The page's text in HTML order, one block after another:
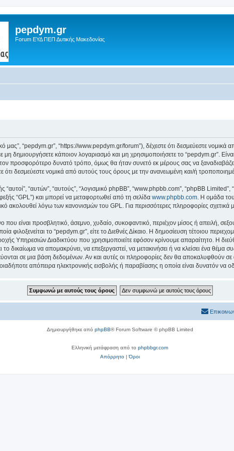
pepdym.gr
Forum ΕΥΔ ΠΕΠ Δυτικής Μακεδονίας
μας”, “pepdym.gr”, “https://www.pepdym.gr/forum”), δέχεστε ότι δεσμεύεστε
δημιουργήσετε κάποιον λογαριασμό και μη χρησιμοποιήσετε το “pepdym.gr”.
προσφορότερο δυνατό τρόπο, όμως θα ήταν συνετό εκ μέρους σας να
ότι δεσμεύεστε νομικά από αυτούς τους όρους με την ανανεωμένη και/ή
“αυτοί”, “αυτών”, “αυτούς”, “λογισμικό phpBB”, “www.phpbb.com”, “phpBB
“GPL”) και μπορεί να μεταφορτωθεί από τη σελίδα www.phpbb.com . Η ομάδα
ακολουθεί λόγω των κανονισμών του GPL. Για περισσότερες πληροφορίες σχετικά
που είναι προσβλητικό, άσεμνο, χυδαίο, συκοφαντικό, περιέχον μίσος ή απειλή,
φιλοξενείται το “pepdym.gr”, είτε το Διεθνές Δίκαιο. Η δημοσίευση τέτοιου
Υπηρεσιών Διαδικτύου που χρησιμοποιείτε εφόσον κρίνουμε απαραίτητο. Η
δικαίωμα να απομακρύνει, να επεξεργαστεί, να μετακινήσει ή να κλείσει ένα θέμα
σε μια βάση δεδομένων. Αν και αυτές οι πληροφορίες δεν θα αποκαλυφθούν
απόπειρα ηλεκτρονικής εισβολής ή παραβίασης η οποία είναι δυνατόν να
Δημιουργήθηκε από phpBB® Forum Software © phpBB Limited
Ελληνική μετάφραση από το phpbbgr.com
Απόρρητο|Όροι